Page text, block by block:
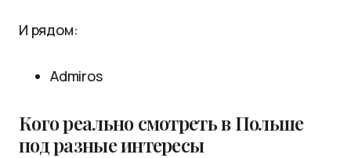
И рядом:
Admiros
Кого реально смотреть в Польше
под разные интересы